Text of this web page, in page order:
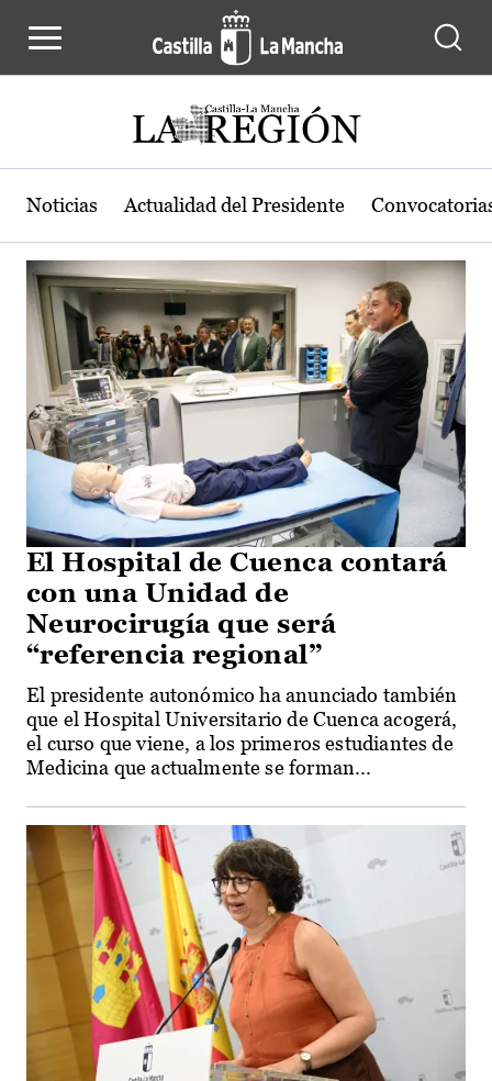
Actualidad de la región de Castilla-
Noticias Actualidad del Presidente
El Hospital de Cuenca contará
con una Unidad de
Neurocirugía que será
“referencia regional”
El presidente autonómico ha anunciado también
que el Hospital Universitario de Cuenca acogerá,
el curso que viene, a los primeros estudiantes de
Medicina que actualmente se forman...